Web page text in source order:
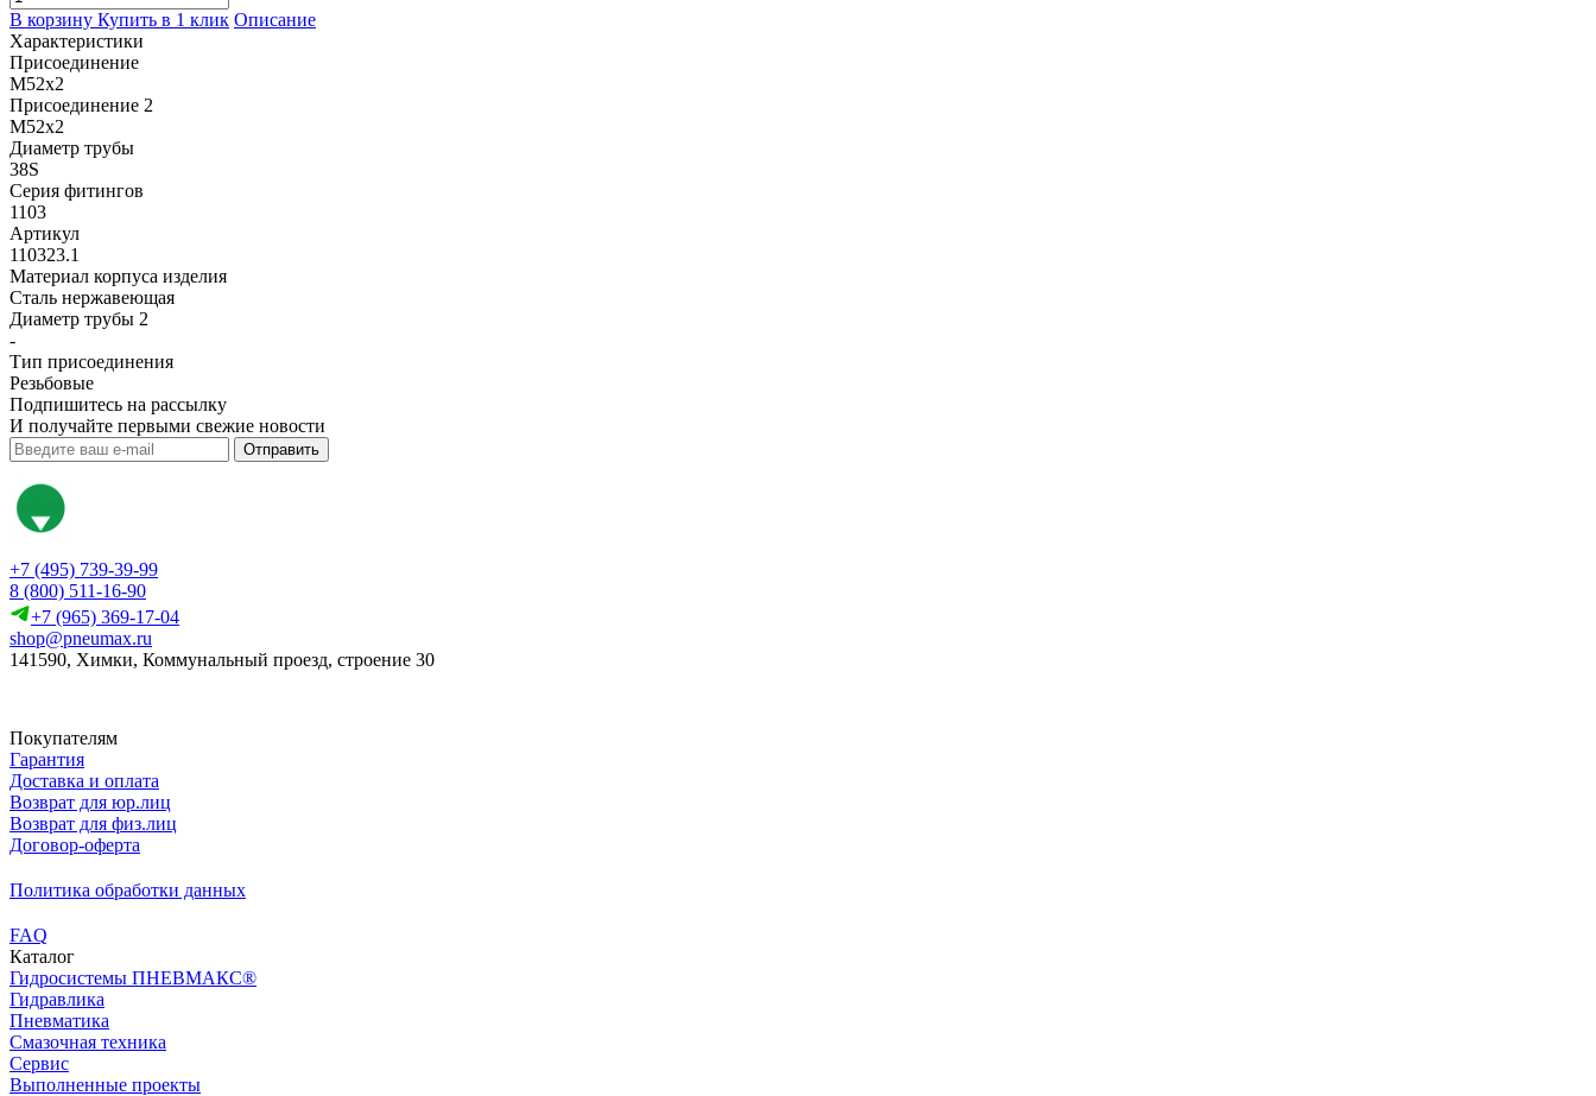
В корзину Купить в 1 клик Описание
Характеристики
Присоединение
M52x2
Присоединение 2
M52x2
Диаметр трубы
38S
Серия фитингов
1103
Артикул
110323.1
Материал корпуса изделия
Сталь нержавеющая
Диаметр трубы 2
-
Тип присоединения
Резьбовые
Подпишитесь на рассылку
И получайте первыми свежие новости
Отправить
+7 (495) 739-39-99
8 (800) 511-16-90
+7 (965) 369-17-04
shop@pneumax.ru
141590, Химки, Коммунальный проезд, строение 30
Покупателям
Гарантия
Доставка и оплата
Возврат для юр.лиц
Возврат для физ.лиц
Договор-оферта
Политика обработки данных
FAQ
Каталог
Гидросистемы ПНЕВМАКС®
Гидравлика
Пневматика
Смазочная техника
Сервис
Выполненные проекты